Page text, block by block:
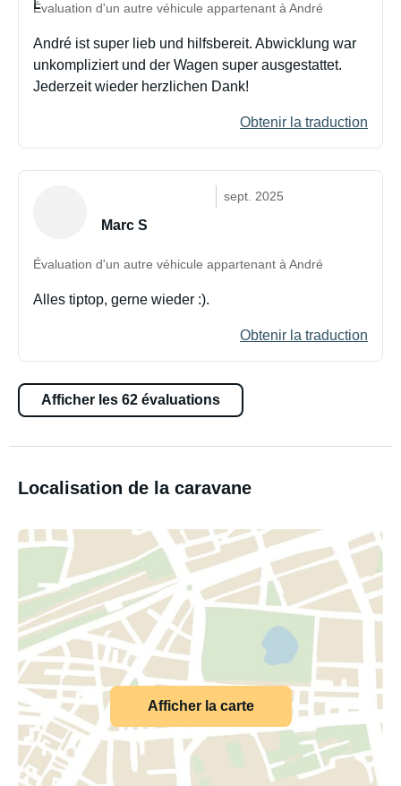
Évaluation d'un autre véhicule appartenant à André
André ist super lieb und hilfsbereit. Abwicklung war
unkompliziert und der Wagen super ausgestattet.
Jederzeit wieder herzlichen Dank!
Obtenir la traduction
sept. 2025
Marc S
Évaluation d'un autre véhicule appartenant à André
Alles tiptop, gerne wieder :).
Obtenir la traduction
Afficher les 62 évaluations
Localisation de la caravane
Afficher la carte